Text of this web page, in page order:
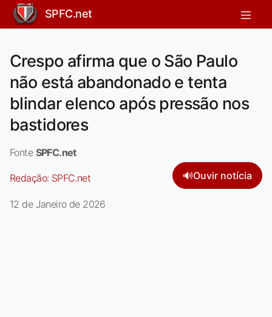
SPFC.net
Crespo afirma que o São Paulo
não está abandonado e tenta
blindar elenco após pressão nos
bastidores
Fonte SPFC.net
Redação: SPFC.net 🔊Ouvir notícia
12 de Janeiro de 2026